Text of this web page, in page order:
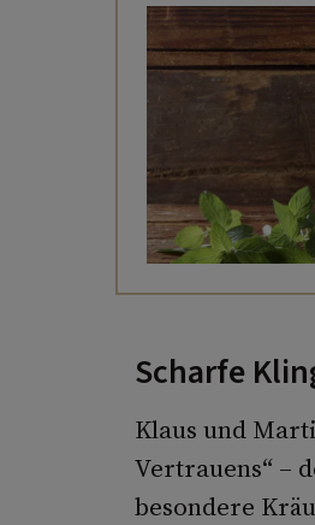
Scharfe
Klaus und
Vertrauens“ –
besondere